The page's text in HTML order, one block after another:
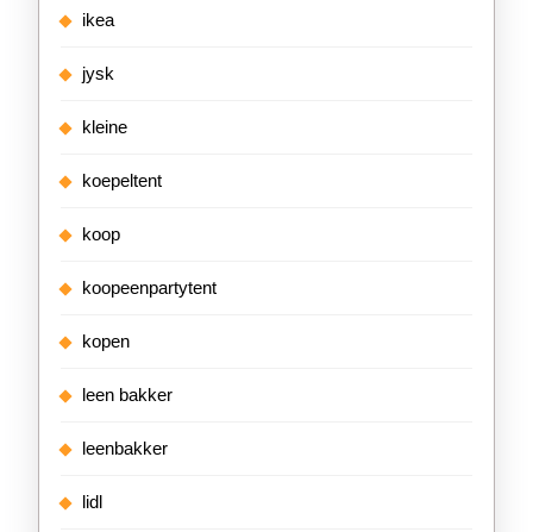
ikea
jysk
kleine
koepeltent
koop
koopeenpartytent
kopen
leen bakker
leenbakker
lidl